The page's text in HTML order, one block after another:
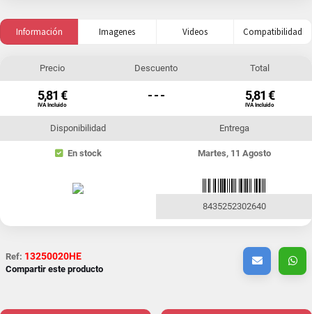
Información Imagenes Videos Compatibilidad
Precio
5,81 €
IVA Incluido
Descuento
- - -
Total
5,81 €
IVA Incluido
Disponibilidad
En stock
Entrega
Martes, 11 Agosto
8435252302640
Ref: 13250020HE
Compartir este producto